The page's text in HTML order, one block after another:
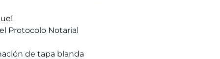
Protocolo Notarial
de tapa blanda